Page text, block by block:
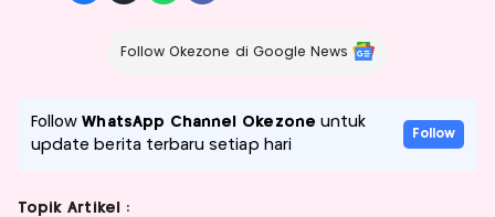
Follow Okezone di Google News
FollowWhatsApp Channel Okezone untuk
update berita terbaru setiap hari
Follow
Topik Artikel :